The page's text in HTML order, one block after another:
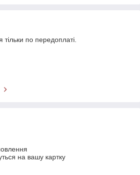
тільки по передоплаті.
на вашу картку